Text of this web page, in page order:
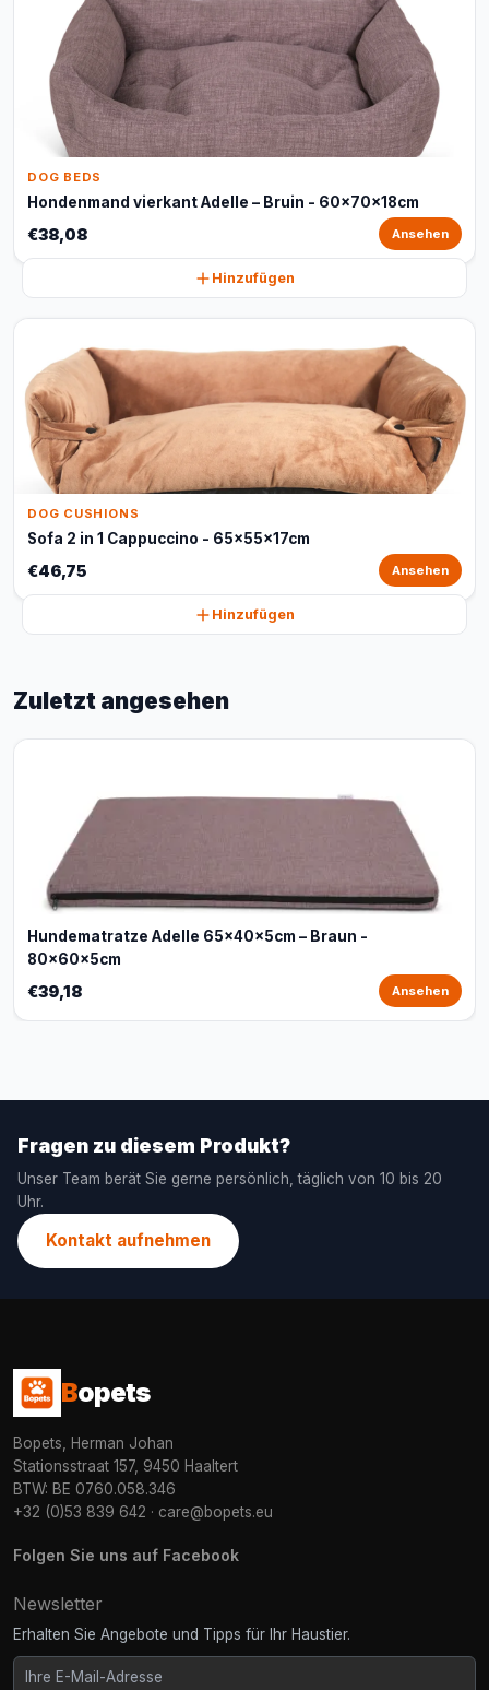
DOG BEDS
Hondenmand vierkant Adelle – Bruin - 60x70x18cm
€38,08 Ansehen
Hinzufügen
DOG CUSHIONS
Sofa 2 in 1 Cappuccino - 65x55x17cm
€46,75 Ansehen
Hinzufügen
Zuletzt angesehen
Hundematratze Adelle 65x40x5cm – Braun -
80x60x5cm
€39,18 Ansehen
Fragen zu diesem Produkt?
Unser Team berät Sie gerne persönlich, täglich von 10 bis 20
Uhr.
Kontakt aufnehmen
Bopets
Bopets, Herman Johan
Stationsstraat 157, 9450 Haaltert
BTW: BE 0760.058.346
+32 (0)53 839 642 · care@bopets.eu
Folgen Sie uns auf Facebook
Newsletter
Erhalten Sie Angebote und Tipps für Ihr Haustier.